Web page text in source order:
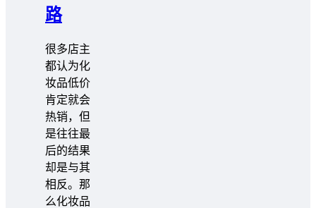
路
很多店主
都认为化
妆品低价
肯定就会
热销，但
是往往最
后的结果
却是与其
相反。那
么化妆品